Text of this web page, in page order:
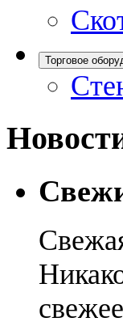
Торговое